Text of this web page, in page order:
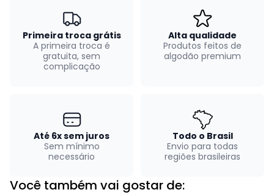
Primeira troca grátis
A primeira troca é
gratuita, sem
complicação
Alta qualidade
Produtos feitos de
algodão premium
Até 6x sem juros
Sem mínimo
necessário
Todo o Brasil
Envio para todas
regiões brasileiras
Você também vai gostar de: